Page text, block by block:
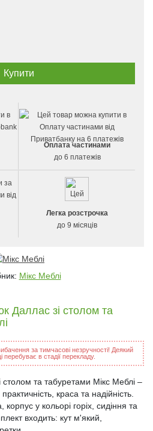
Оплата частинами
до 6 платежів
Легка розстрочка
до 9 місяців
Мікс Меблі
Даллас зі столом та
за тимчасові незручності! Деякий
перебуває в стадії перекладу.
столом та табуретами Мікс Меблі –
краса та надійність.
у кольорі горіх, сидіння та
входить: кут м'який,